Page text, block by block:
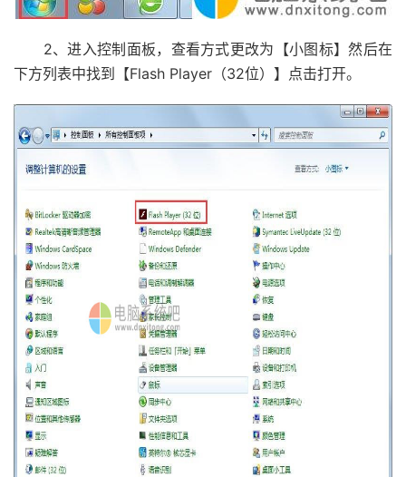
2、进入控制面板，查看方式更改为【小图标】然后在
下方列表中找到【Flash Player（32位）】点击打开。